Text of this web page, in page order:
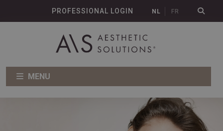
PROFESSIONAL LOGIN NL FR
MENU